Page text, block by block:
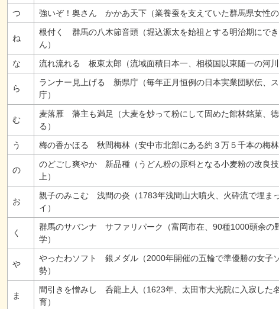
つ
強いぞ！奥さん かかあ天下（業養蚕を支えていた群馬県女性の
ね
根付く 群馬の八木節音頭（堀込源太を始祖とする明治期にで
ん）
な
流れ流れる 板東太郎（流域面積日本一、相模国以東随一の河川
ら
ランナー見上げる 新県庁（毎年正月恒例の日本実業団駅伝、
庁）
む
麦落雁 藩主も満足（大麦を炒って粉にして固めた館林銘菓、
る）
う
梅の香かほる 秋間梅林（安中市北部にある約３万５千本の梅林
の
のどごし爽やか 新品種（うどん粉の原料となる小麦粉の改良
上）
お
親子のみこむ 浅間の炎（1783年浅間山大噴火、火砕流で埋ま
イ）
く
群馬のサバンナ サファリパーク（富岡市在、90種1000頭余の
学）
や
やったわソフト 銀メダル（2000年開催の五輪で準優勝の女子
勢）
ま
間引きを憎みし 呑龍上人（1623年、太田市大光院に入寂した
育）